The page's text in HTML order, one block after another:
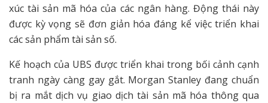
xúc tài sản mã hóa của các ngân hàng. Động thái này
được kỳ vọng sẽ đơn giản hóa đáng kể việc triển khai
các sản phẩm tài sản số.
Kế hoạch của UBS được triển khai trong bối cảnh cạnh
tranh ngày càng gay gắt. Morgan Stanley đang chuẩn
bị ra mắt dịch vụ giao dịch tài sản mã hóa thông qua